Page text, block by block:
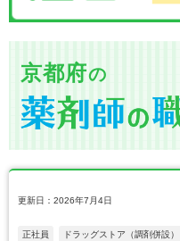
京都府の
更新日：2026年7月4日
正社員 ドラッグストア（調剤併設）